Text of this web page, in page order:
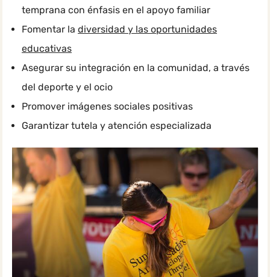
temprana con énfasis en el apoyo familiar
Fomentar la diversidad y las oportunidades
educativas
Asegurar su integración en la comunidad, a través
del deporte y el ocio
Promover imágenes sociales positivas
Garantizar tutela y atención especializada